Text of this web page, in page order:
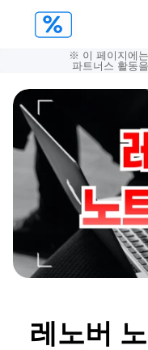
※ 이 페이지에
파트너스 활동
레노버